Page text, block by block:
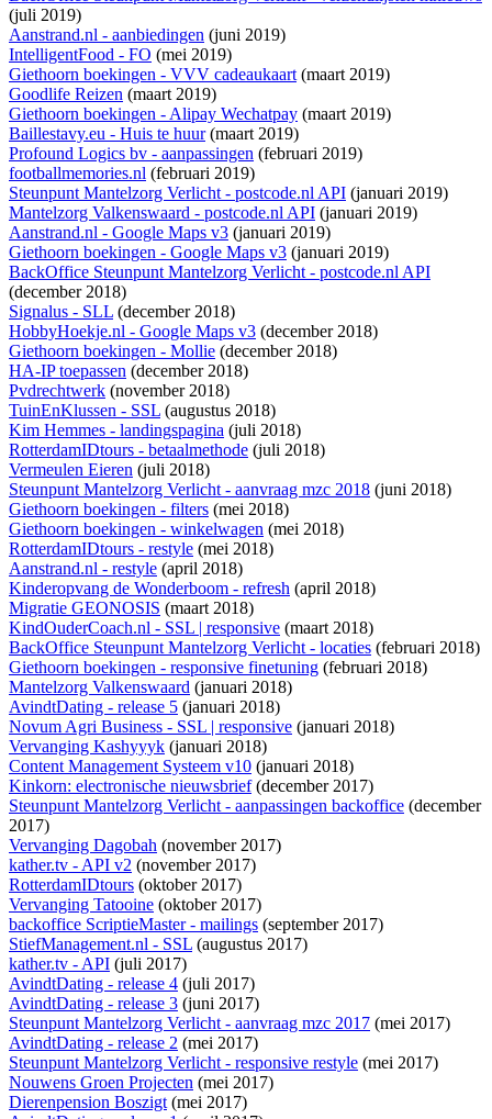
(juli 2019)
Aanstrand.nl - aanbiedingen (juni 2019)
IntelligentFood - FO (mei 2019)
Giethoorn boekingen - VVV cadeaukaart(maart 2019)
Goodlife Reizen (maart 2019)
Giethoorn boekingen - Alipay Wechatpay (maart 2019)
Baillestavy.eu - Huis te huur(maart 2019)
Profound Logics bv - aanpassingen (februari 2019)
footballmemories.nl (februari 2019)
Steunpunt Mantelzorg Verlicht - postcode.nl API (januari 2019)
Mantelzorg Valkenswaard - postcode.nl API (januari 2019)
Aanstrand.nl - Google Maps v3 (januari 2019)
Giethoorn boekingen - Google Maps v3 (januari 2019)
BackOffice Steunpunt Mantelzorg Verlicht - postcode.nl API
(december 2018)
Signalus - SLL (december 2018)
HobbyHoekje.nl - Google Maps v3 (december 2018)
Giethoorn boekingen - Mollie (december 2018)
HA-IP toepassen (december 2018)
Pvdrechtwerk (november 2018)
TuinEnKlussen - SSL (augustus 2018)
Kim Hemmes - landingspagina (juli 2018)
RotterdamIDtours - betaalmethode (juli 2018)
Vermeulen Eieren (juli 2018)
Steunpunt Mantelzorg Verlicht - aanvraag mzc 2018 (juni 2018)
Giethoorn boekingen - filters (mei 2018)
Giethoorn boekingen - winkelwagen (mei 2018)
RotterdamIDtours - restyle (mei 2018)
Aanstrand.nl - restyle (april 2018)
Kinderopvang de Wonderboom - refresh (april 2018)
Migratie GEONOSIS (maart 2018)
KindOuderCoach.nl - SSL | responsive (maart 2018)
BackOffice Steunpunt Mantelzorg Verlicht - locaties (februari 2018)
Giethoorn boekingen - responsive finetuning (februari 2018)
Mantelzorg Valkenswaard (januari 2018)
AvindtDating - release 5 (januari 2018)
Novum Agri Business - SSL | responsive (januari 2018)
Vervanging Kashyyyk (januari 2018)
Content Management Systeem v10 (januari 2018)
Kinkorn: electronische nieuwsbrief(december 2017)
Steunpunt Mantelzorg Verlicht - aanpassingen backoffice (december
2017)
Vervanging Dagobah (november 2017)
kather.tv - API v2 (november 2017)
RotterdamIDtours (oktober 2017)
Vervanging Tatooine (oktober 2017)
backoffice ScriptieMaster - mailings (september 2017)
StiefManagement.nl - SSL (augustus 2017)
kather.tv - API (juli 2017)
AvindtDating - release 4 (juli 2017)
AvindtDating - release 3 (juni 2017)
Steunpunt Mantelzorg Verlicht - aanvraag mzc 2017 (mei 2017)
AvindtDating - release 2 (mei 2017)
Steunpunt Mantelzorg Verlicht - responsive restyle (mei 2017)
Nouwens Groen Projecten (mei 2017)
Dierenpension Boszigt(mei 2017)